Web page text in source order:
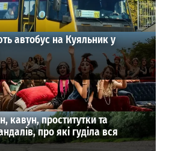
автобус на Куяльник у
кавун, проститутки та
про які гуділа вся